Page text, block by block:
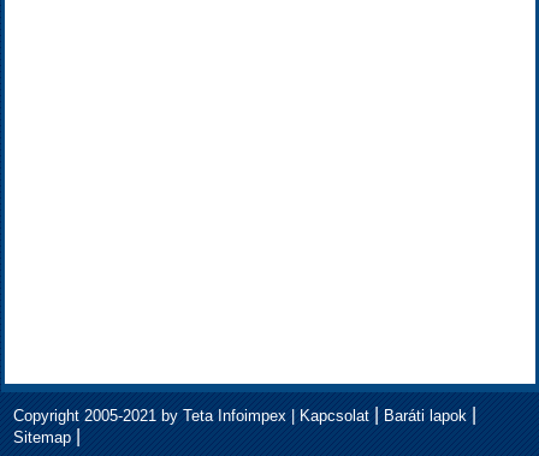
Copyright 2005-2021 by Teta Infoimpex | Kapcsolat| Baráti lapok|
Sitemap|